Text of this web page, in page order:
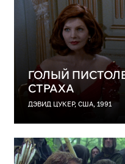
ГОЛЫЙ
СТРАХА
ДЭВИД ЦУКЕР, США, 1991